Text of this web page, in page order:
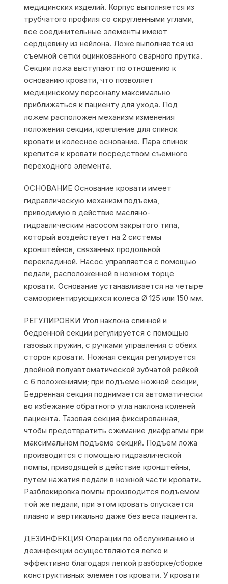
медицинских изделий. Корпус выполняется из
трубчатого профиля со скругленными углами,
все соединительные элементы имеют
сердцевину из нейлона. Ложе выполняется из
съемной сетки оцинкованного сварного прутка.
Секции ложа выступают по отношению к
основанию кровати, что позволяет
медицинскому персоналу максимально
приближаться к пациенту для ухода. Под
ложем расположен механизм изменения
положения секции, крепление для спинок
кровати и колесное основание. Пара спинок
крепится к кровати посредством съемного
переходного элемента.
ОСНОВАНИЕ Основание кровати имеет
гидравлическую механизм подъема,
приводимую в действие масляно-
гидравлическим насосом закрытого типа,
который воздействует на 2 системы
кронштейнов, связанных продольной
перекладиной. Насос управляется с помощью
педали, расположенной в ножном торце
кровати. Основание устанавливается на четыре
самоориентирующихся колеса Ø 125 или 150 мм.
РЕГУЛИРОВКИ Угол наклона спинной и
бедренной секции регулируется с помощью
газовых пружин, с ручками управления с обеих
сторон кровати. Ножная секция регулируется
двойной полуавтоматической зубчатой рейкой
с 6 положениями; при подъеме ножной секции,
Бедренная секция поднимается автоматически
во избежание обратного угла наклона коленей
пациента. Тазовая секция фиксированная,
чтобы предотвратить сжимание диафрагмы при
максимальном подъеме секций. Подъем ложа
производится с помощью гидравлической
помпы, приводящей в действие кронштейны,
путем нажатия педали в ножной части кровати.
Разблокировка помпы производится подъемом
той же педали, при этом кровать опускается
плавно и вертикально даже без веса пациента.
ДЕЗИНФЕКЦИЯ Операции по обслуживанию и
дезинфекции осуществляются легко и
эффективно благодаря легкой разборке/сборке
конструктивных элементов кровати. У кровати